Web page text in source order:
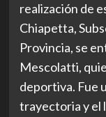
realización de
Chiapetta,
Provincia, se
Mescolatti,
deportiva. Fue
trayectoria y el